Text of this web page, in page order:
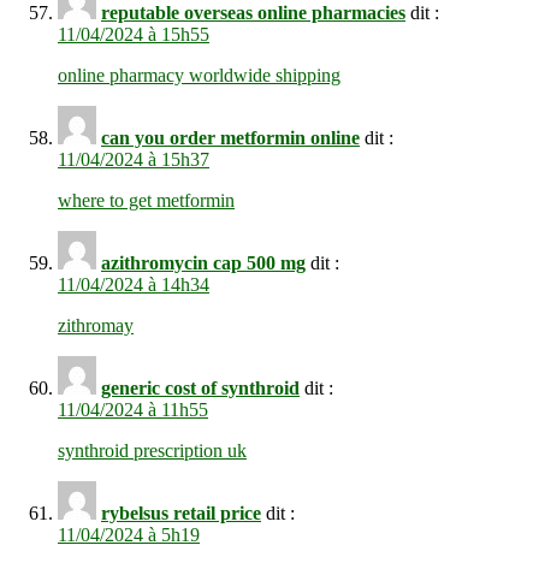
reputable overseas online pharmacies dit :
11/04/2024 à 15h55
online pharmacy worldwide shipping
can you order metformin online dit :
11/04/2024 à 15h37
where to get metformin
azithromycin cap 500 mg dit :
11/04/2024 à 14h34
zithromay
generic cost of synthroid dit :
11/04/2024 à 11h55
synthroid prescription uk
rybelsus retail price dit :
11/04/2024 à 5h19